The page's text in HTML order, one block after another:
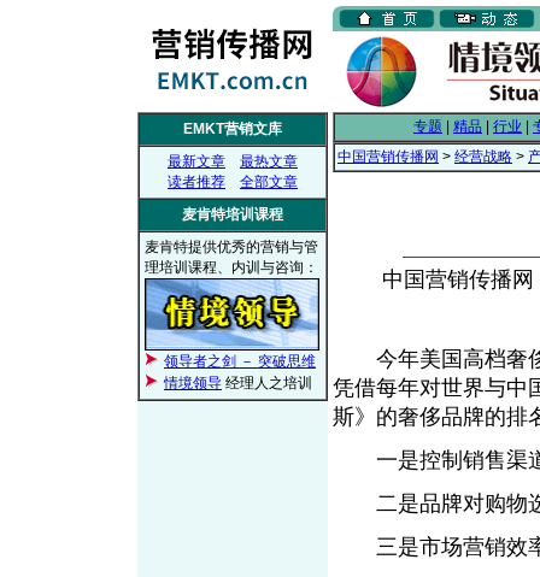
EMKT营销文库
最新文章
最热文章
读者推荐
全部文章
麦肯特培训课程
麦肯特提供优秀的营销与管
理培训课程、内训与咨询：
领导者之剑 － 突破思维
情境领导 经理人之培训
专题 精品 行业
中国营销传播网 > 经营战略 >
中国营销传播
今年美国高档奢侈
凭借每年对世界与中
斯》的奢侈品牌的排
一是控制销售渠
二是品牌对购物
三是市场营销效